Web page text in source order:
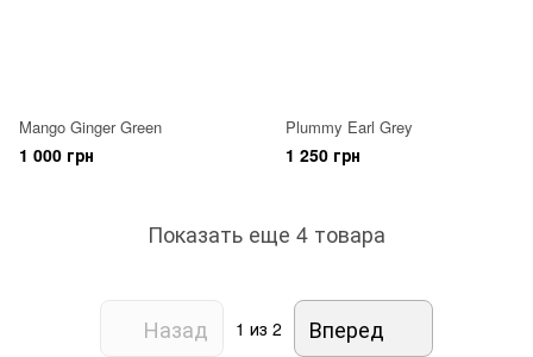
Mango Ginger Green
1 000 грн
Plummy Earl Grey
1 250 грн
Показать еще 4 товара
Назад 1 из 2 Вперед